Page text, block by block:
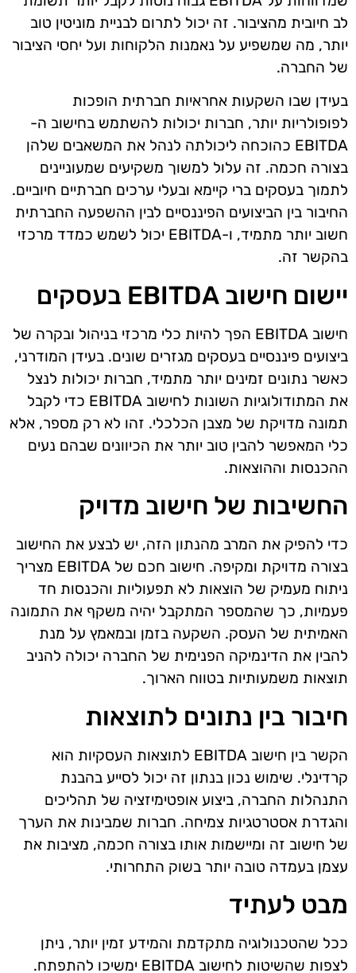
לב חיובית מהציבור. זה יכול לתרום לבניית מוניטין טוב
יותר, מה שמשפיע על נאמנות הלקוחות ועל יחסי הציבור
של החברה.
בעידן שבו השקעות אחראיות חברתית הופכות
לפופולריות יותר, חברות יכולות להשתמש בחישוב ה-
EBITDA כהוכחה ליכולתה לנהל את המשאבים שלהן
בצורה חכמה. זה עלול למשוך משקיעים שמעוניינים
לתמוך בעסקים ברי קיימא ובעלי ערכים חברתיים חיוביים.
החיבור בין הביצועים הפיננסיים לבין ההשפעה החברתית
חשוב יותר מתמיד, ו-EBITDA יכול לשמש כמדד מרכזי
בהקשר זה.
יישום חישוב EBITDA בעסקים
חישוב EBITDA הפך להיות כלי מרכזי בניהול ובקרה של
ביצועים פיננסיים בעסקים מגזרים שונים. בעידן המודרני,
כאשר נתונים זמינים יותר מתמיד, חברות יכולות לנצל
את המתודולוגיות השונות לחישוב EBITDA כדי לקבל
תמונה מדויקת של מצבן הכלכלי. זהו לא רק מספר, אלא
כלי המאפשר להבין טוב יותר את הכיוונים שבהם נעים
ההכנסות וההוצאות.
החשיבות של חישוב מדויק
כדי להפיק את המרב מהנתון הזה, יש לבצע את החישוב
בצורה מדויקת ומקיפה. חישוב חכם של EBITDA מצריך
ניתוח מעמיק של הוצאות לא תפעוליות והכנסות חד
פעמיות, כך שהמספר המתקבל יהיה משקף את התמונה
האמיתית של העסק. השקעה בזמן ובמאמץ על מנת
להבין את הדינמיקה הפנימית של החברה יכולה להניב
תוצאות משמעותיות בטווח הארוך.
חיבור בין נתונים לתוצאות
הקשר בין חישוב EBITDA לתוצאות העסקיות הוא
קרדינלי. שימוש נכון בנתון זה יכול לסייע בהבנת
התנהלות החברה, ביצוע אופטימיזציה של תהליכים
והגדרת אסטרטגיות צמיחה. חברות שמבינות את הערך
של חישוב זה ומיישמות אותו בצורה חכמה, מציבות את
עצמן בעמדה טובה יותר בשוק התחרותי.
מבט לעתיד
ככל שהטכנולוגיה מתקדמת והמידע זמין יותר, ניתן
לצפות שהשיטות לחישוב EBITDA ימשיכו להתפתח.